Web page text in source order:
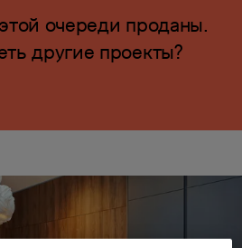
очереди проданы.
другие проекты?